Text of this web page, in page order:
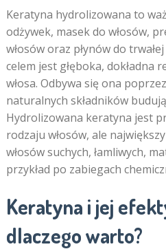
Keratyna hydrolizowana to
odżywek, masek do włosów,
włosów oraz płynów do
celem jest głęboka, dokładna
włosa. Odbywa się ona
naturalnych składników
Hydrolizowana keratyna jest
rodzaju włosów, ale
włosów suchych, łamliwych,
przykład po zabiegach
Keratyna i jej
dlaczego warto?